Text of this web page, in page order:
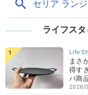
ライフス
まさ
得す
パ商
2026/